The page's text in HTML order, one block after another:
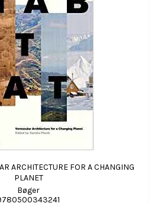
ARCHITECTURE FOR A CHANGING
PLANET
Bøger